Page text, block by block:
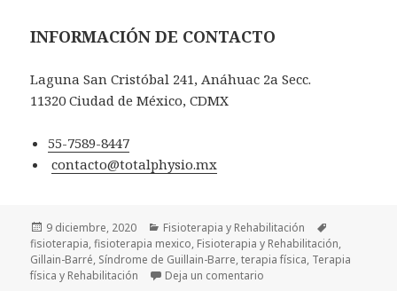
INFORMACIÓN DE CONTACTO
Laguna San Cristóbal 241, Anáhuac 2a Secc.
11320 Ciudad de México, CDMX
55-7589-8447
contacto@totalphysio.mx
Publicado
el
9 diciembre, 2020 Categorías
Fisioterapia y Rehabilitación
fisioterapia,fisioterapia mexico, Fisioterapia y Rehabilitación,
Gillain-Barré, Síndrome de Guillain-Barre,terapia física, Terapia
física y Rehabilitación
Deja un comentario